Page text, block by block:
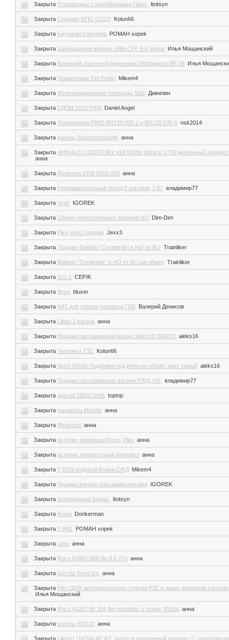
Закрыта Платформы с контейнерами Пико. lisitsyn
Закрыта Станция МПС СССР Kolun66
Закрыта Битумовоз модела POMAH xopek
Закрыта Швейцарские вагоны SBB-CFF 3-й эпохи Илья Мощанский
Закрыта Воинский эшелон Бундесвера DB/паровоз BR 78 Илья
Закрыта Локомотивы Del Prado Mikem4
Закрыта Железнодорожные переезды Siba Дивилин
Закрыта СДПМ 1553 РЖД Daniel Angel
Закрыта Локомотивы PIKO BR130 005-2 и BR120 245-6 nsk2014
Закрыта вагоны Sachsenmodelle анна
Закрыта AHM ALCO CENTURY 424 5015h Spirit of 1776 дизельный
анна
Закрыта Rivarossi 1459 E656 024 анна
Закрыта Рефрижераторный поезд 5 вагонов, 1:87 владимир77
Закрыта Чс4т IGOREK
ЗакрытаОбмен отечественных вагонов НО Dim-Dim
Закрыта Piko чмэ3 продам Jexx3
Закрыта Продам Baldwin "Centipede" в НО от BLI Trainliker
Закрыта Baldwin "Centipede" в НО от BLI на обмен Trainliker
Закрыта GG-1 CЕРЖ
Закрыта Флок bluxer
Закрыта КИТ для сборки паровоза П36 Валерий Денисов
Закрыта Liliput 2 вагона анна
Закрыта Продам пассажирский вагон Liliput H0 384201 aleks16
ЗакрытаТепловоз ТЭ1 Kolun66
Закрыта Noch 99160 Подложка под рельсы гибкая, цвет серый aleks16
Закрыта Продам пассажирские вагоны РЖД, Н0. владимир77
Закрытаgutzold 28102 br56 toptop
Закрыта паровозы Marklin анна
Закрыта Rivarossi анна
Закрытаостатки: паровозы Roco, Piko анна
Закрытаостатки: неизвестный тепловоз анна
ЗакрытаТЭ109 ходовой Brawa СЖД Mikem4
Закрыта Продам вагоны пассажирские ржд IGOREK
Закрыта Холодильник Брава. lisitsyn
Закрыта Книги Donkerman
ЗакрытаТЭМ1 POMAH xopek
Закрыта Lima анна
Закрыта Roco 63880 SBB Ae 8.8 274 анна
Закрытасостав Roco Ice анна
Закрыта Piko DDR автоматические стрелки P31 и знаки дорожной
Илья Мощанский
Закрыта Roco 43257 98 304 без коробки, с полки, 4500р анна
Закрыта вагоны ROCO анна
Закрыта Liliput L114704 АЕ 4/7, набор в деревянной коробке (2